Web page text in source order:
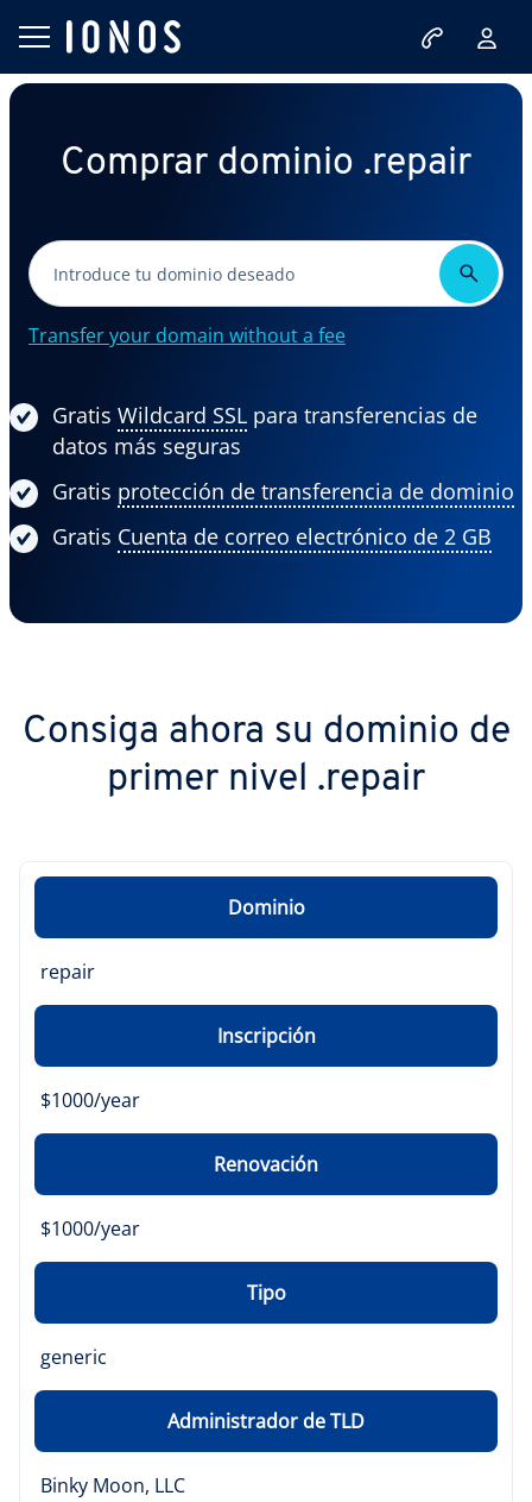
Comprar dominio .repair
Transfer your domain without a fee
Gratis Wildcard SSL para transferencias de
datos más seguras
Gratis protección de transferencia de dominio
Gratis Cuenta de correo electrónico de 2 GB
Consiga ahora su dominio de
primer nivel .repair
Dominio
repair
Inscripción
$1000/year
Renovación
$1000/year
Tipo
generic
Administrador de TLD
Binky Moon, LLC